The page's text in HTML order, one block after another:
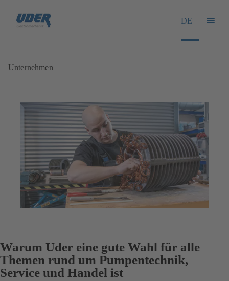
DE
Unternehmen
Warum Uder eine gute Wahl für alle
Themen rund um Pumpentechnik,
Service und Handel ist